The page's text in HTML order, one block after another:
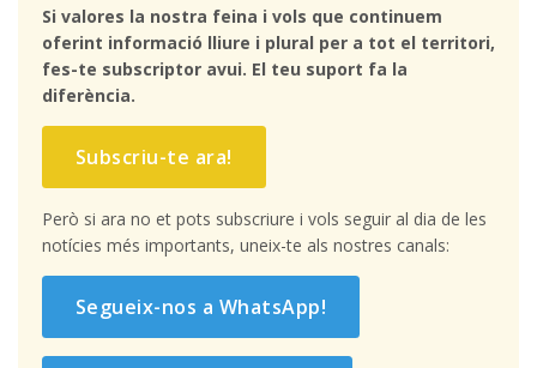
Si valores la nostra feina i vols que continuem
oferint informació lliure i plural per a tot el territori,
fes-te subscriptor avui. El teu suport fa la
diferència.
Subscriu-te ara!
Però si ara no et pots subscriure i vols seguir al dia de les
notícies més importants, uneix-te als nostres canals:
Segueix-nos a WhatsApp!